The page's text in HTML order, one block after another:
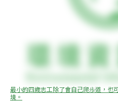
最小的四歲志工除了會自己爬歩道，也
境。